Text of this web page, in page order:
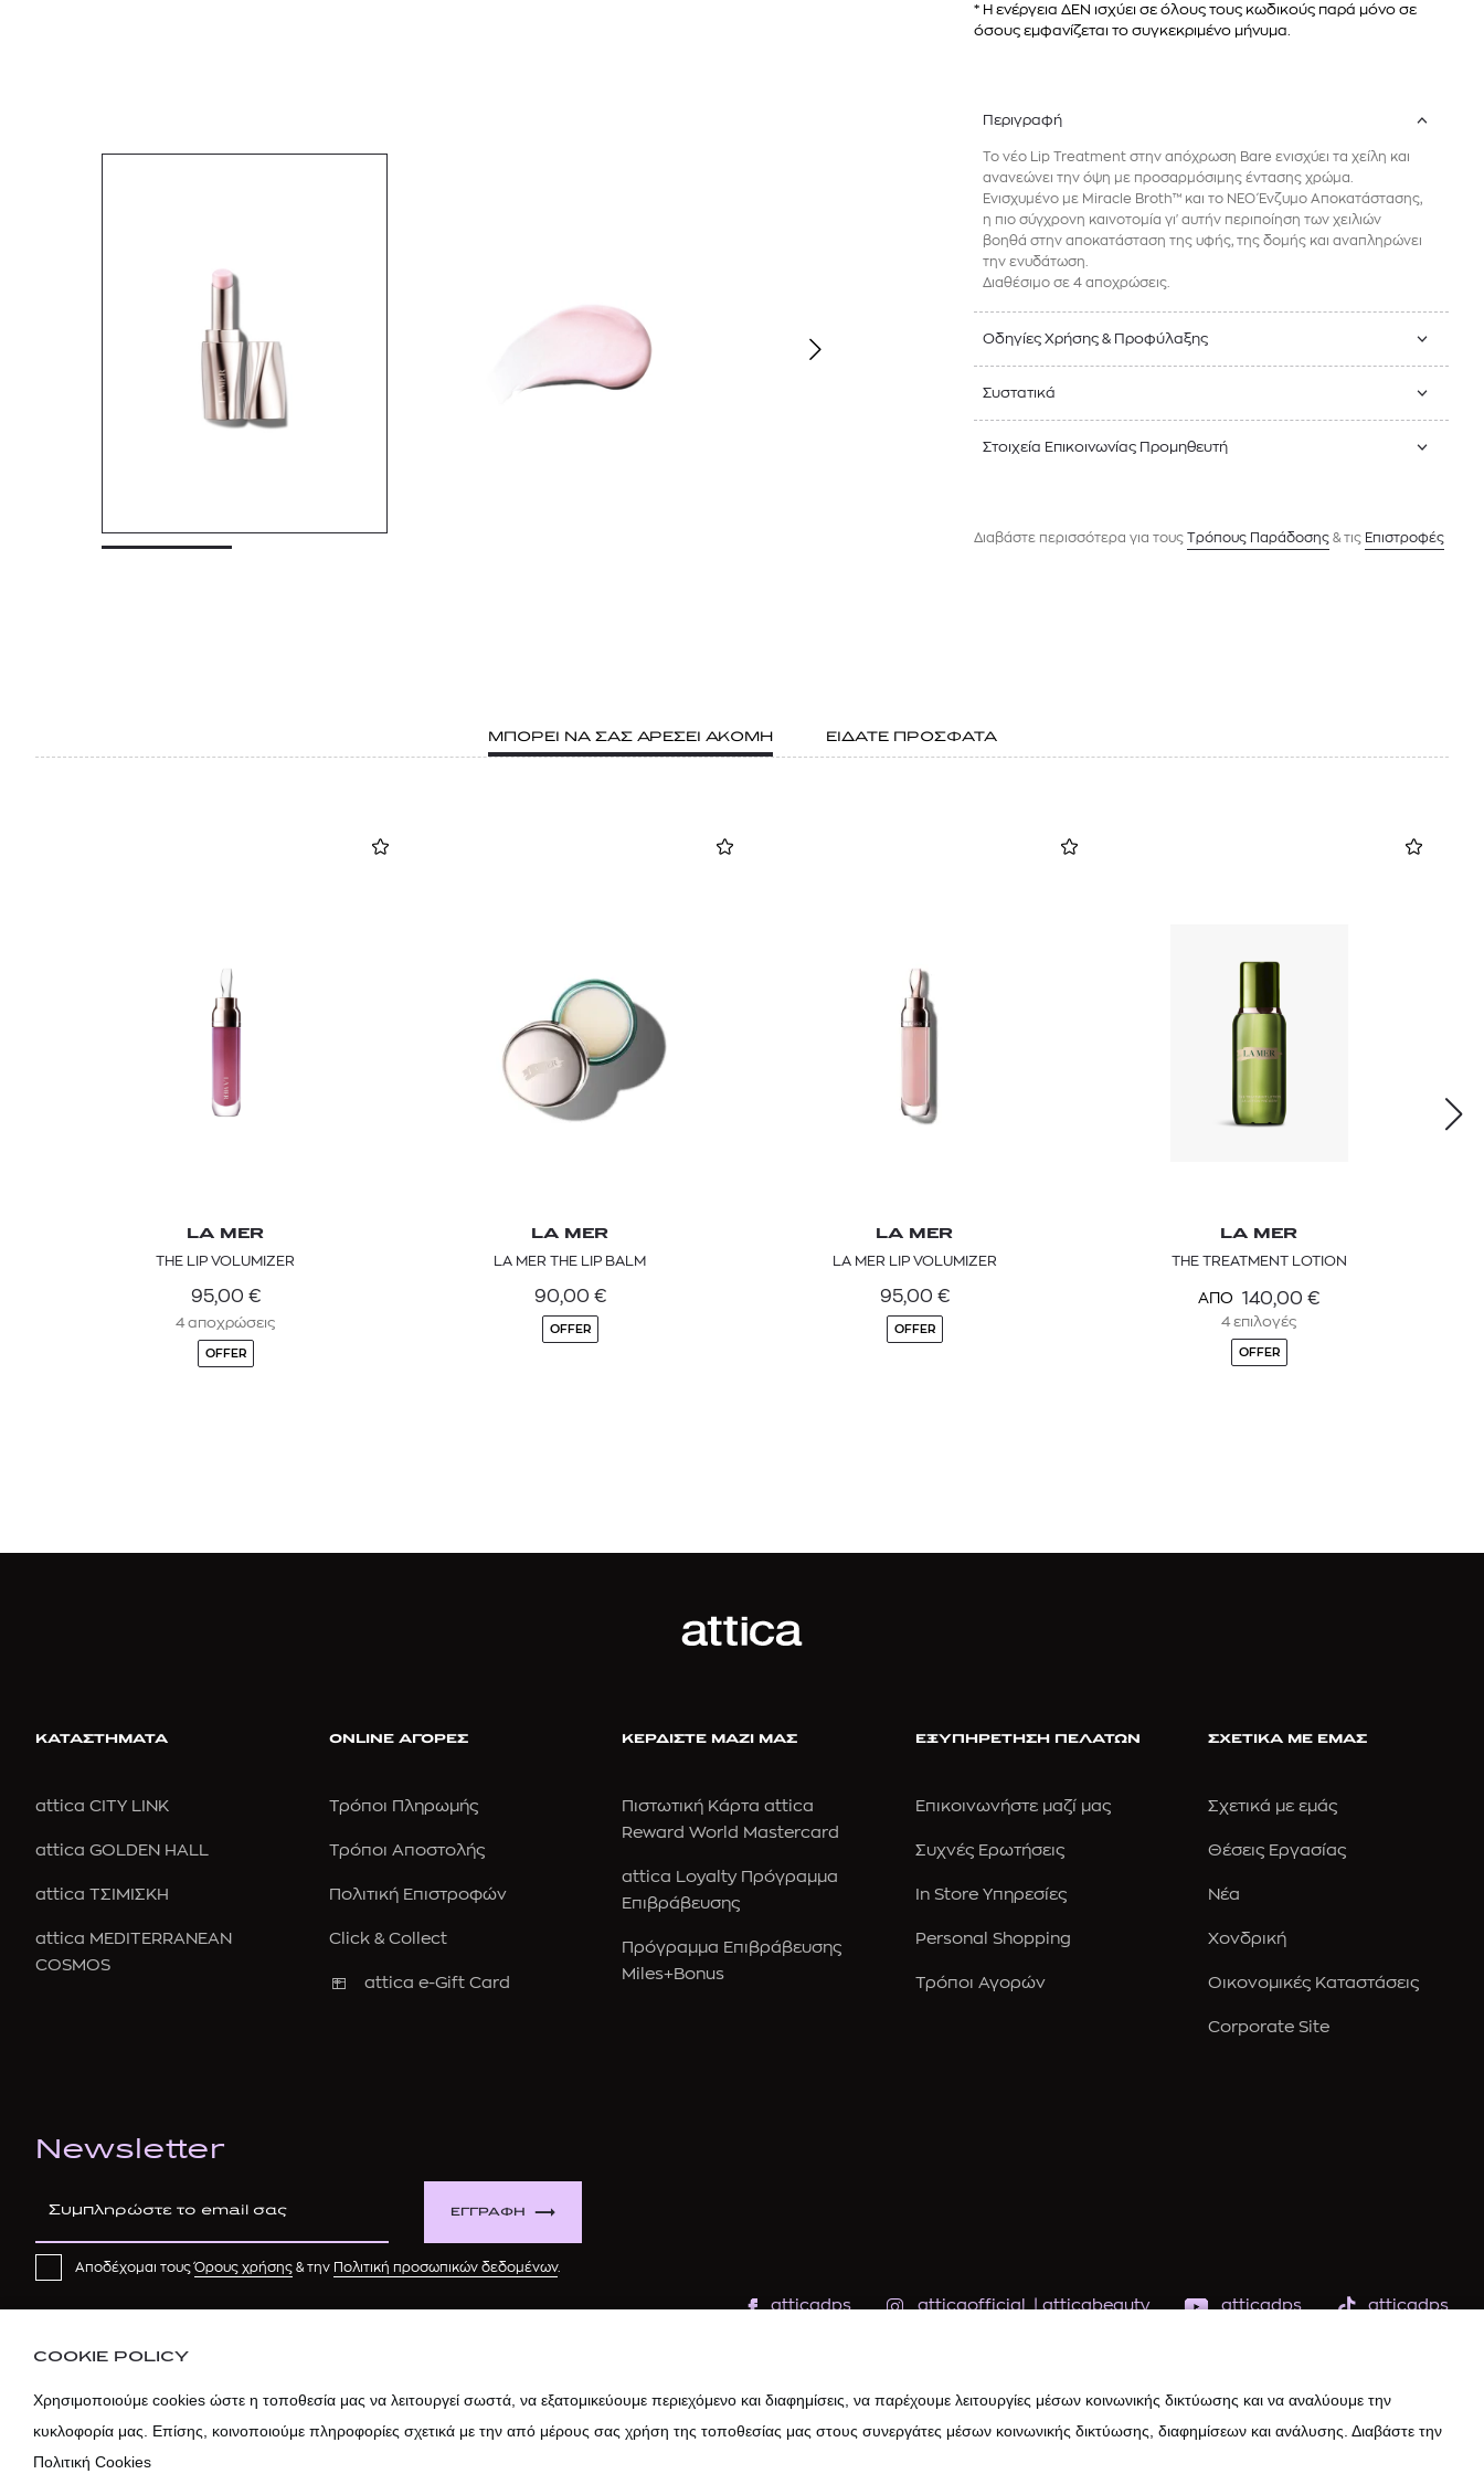
* Η ενέργεια ΔΕΝ ισχύει σε όλους τους κωδικούς παρά μόνο σε
όσους εμφανίζεται το συγκεκριμένο μήνυμα.
Περιγραφή
Το νέο Lip Treatment στην απόχρωση Bare ενισχύει τα χείλη και
ανανεώνει την όψη με προσαρμόσιμης έντασης χρώμα.
Ενισχυμένο με Miracle Broth™ και το ΝΕΟ Ένζυμο Αποκατάστασης,
η πιο σύγχρονη καινοτομία γι' αυτήν περιποίηση των χειλιών
βοηθά στην αποκατάσταση της υφής, της δομής και αναπληρώνει
την ενυδάτωση.
Διαθέσιμο σε 4 αποχρώσεις.
Οδηγίες Χρήσης & Προφύλαξης
Συστατικά
Στοιχεία Επικοινωνίας Προμηθευτή
Διαβάστε περισσότερα για τους Tρόπους Παράδοσης & τις Επιστροφές
ΜΠΟΡΕΙ ΝΑ ΣΑΣ ΑΡΕΣΕΙ ΑΚΟΜΗ ΕΙΔΑΤΕ ΠΡΟΣΦΑΤΑ
LA MER
THE LIP VOLUMIZER
95,00 €
4 αποχρώσεις
OFFER
LA MER
LA MER THE LIP BALM
90,00 €
OFFER
LA MER
LA MER LIP VOLUMIZER
95,00 €
OFFER
LA MER
THE TREATMENT LOTION
ΑΠΟ 140,00 €
4 επιλογές
OFFER
ΚΑΤΑΣΤΗΜΑΤΑ
attica CITY LINK
attica GOLDEN HALL
attica ΤΣΙΜΙΣΚΗ
attica MEDITERRANEAN
COSMOS
ONLINE ΑΓΟΡΕΣ
Τρόποι Πληρωμής
Τρόποι Αποστολής
Πολιτική Επιστροφών
Click & Collect
attica e-Gift Card
ΚΕΡΔΙΣΤΕ ΜΑΖΙ ΜΑΣ
Πιστωτική Κάρτα attica
Reward World Mastercard
attica Loyalty Πρόγραμμα
Επιβράβευσης
Πρόγραμμα Επιβράβευσης
Miles+Bonus
ΕΞΥΠΗΡΕΤΗΣΗ ΠΕΛΑΤΩΝ
Επικοινωνήστε μαζί μας
Συχνές Ερωτήσεις
In Store Υπηρεσίες
Personal Shopping
Τρόποι Αγορών
ΣΧΕΤΙΚΑ ΜΕ ΕΜΑΣ
Σχετικά με εμάς
Θέσεις Εργασίας
Νέα
Χονδρική
Οικονομικές Καταστάσεις
Corporate Site
Newsletter
ΕΓΓΡΑΦΗ
Αποδέχομαι τουςΌρους χρήσης & την Πολιτική προσωπικών δεδομένων.
atticadps atticaofficial |atticabeauty atticadps atticadps
COOKIE POLICY
Χρησιμοποιούμε cookies ώστε η τοποθεσία μας να λειτουργεί σωστά, να εξατομικεύουμε περιεχόμενο και διαφημίσεις, να παρέχουμε λειτουργίες μέσων κοινωνικής δικτύωσης και να αναλύουμε την
κυκλοφορία μας. Επίσης, κοινοποιούμε πληροφορίες σχετικά με την από μέρους σας χρήση της τοποθεσίας μας στους συνεργάτες μέσων κοινωνικής δικτύωσης, διαφημίσεων και ανάλυσης. Διαβάστε την
Πολιτική Cookies